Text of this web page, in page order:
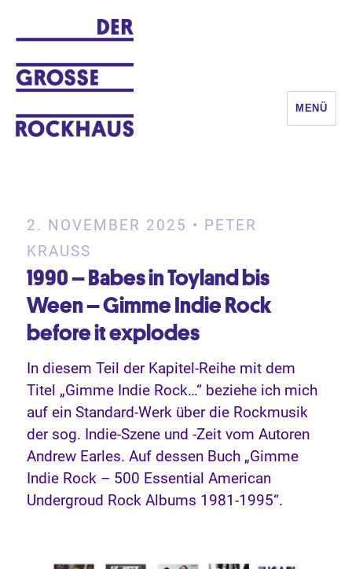
MENÜ
2. NOVEMBER 2025 • PETER
KRAUSS
1990 – Babes in Toyland bis
Ween – Gimme Indie Rock
before it explodes
In diesem Teil der Kapitel-Reihe mit dem
Titel „Gimme Indie Rock…“ beziehe ich mich
auf ein Standard-Werk über die Rockmusik
der sog. Indie-Szene und -Zeit vom Autoren
Andrew Earles. Auf dessen Buch „Gimme
Indie Rock – 500 Essential American
Undergroud Rock Albums 1981-1995“.